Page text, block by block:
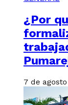
¿Por
7 de